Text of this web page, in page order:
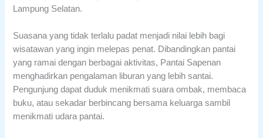
Lampung Selatan.
Suasana yang tidak terlalu padat menjadi nilai lebih bagi
wisatawan yang ingin melepas penat. Dibandingkan pantai
yang ramai dengan berbagai aktivitas, Pantai Sapenan
menghadirkan pengalaman liburan yang lebih santai.
Pengunjung dapat duduk menikmati suara ombak, membaca
buku, atau sekadar berbincang bersama keluarga sambil
menikmati udara pantai.